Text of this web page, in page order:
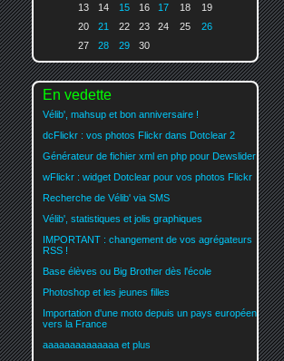
13
14 15 16 17 18
19
20
21 22 23 24 25
26
27
28 29 30
En vedette
Vélib', mahsup et bon anniversaire !
dcFlickr : vos photos Flickr dans Dotclear 2
Générateur de fichier xml en php pour Dewslider
wFlickr : widget Dotclear pour vos photos Flickr
Recherche de Vélib' via SMS
Vélib', statistiques et jolis graphiques
IMPORTANT : changement de vos agrégateurs
RSS !
Base élèves ou Big Brother dès l'école
Photoshop et les jeunes filles
Importation d'une moto depuis un pays européen
vers la France
aaaaaaaaaaaaaa et plus